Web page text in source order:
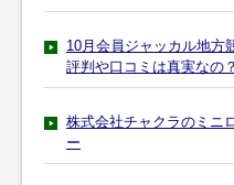
10月会員ジャッカル地方
評判や口コミは真実なの？
株式会社チャクラのミニ
ー